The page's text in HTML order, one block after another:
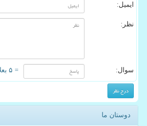
ایمیل:
نظر:
سوال: = ۵ بعلاوه ۱
دوستان ما